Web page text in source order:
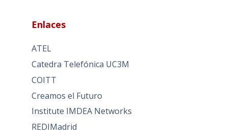
Enlaces
ATEL
Catedra Telefónica UC3M
COITT
Creamos el Futuro
Institute IMDEA Networks
REDIMadrid